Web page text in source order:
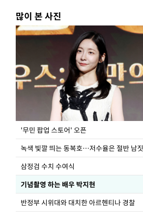
많이 본 사진
'무민 팝업 스토어' 오픈
녹색 빛깔 띄는 동복호…저수율은 절반 남짓
삼정검 수치 수여식
기념촬영 하는 배우 박지현
반정부 시위대와 대치한 아르헨티나 경찰